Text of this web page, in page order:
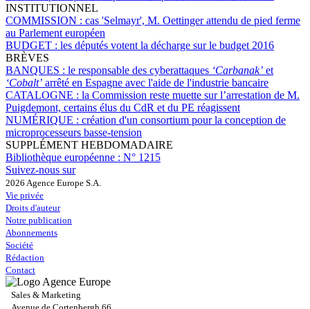
INSTITUTIONNEL
COMMISSION : cas 'Selmayr', M. Oettinger attendu de pied ferme
au Parlement européen
BUDGET : les députés votent la décharge sur le budget 2016
BRÈVES
BANQUES : le responsable des cyberattaques ‘Carbanak’ et
‘Cobalt’ arrêté en Espagne avec l'aide de l'industrie bancaire
CATALOGNE : la Commission reste muette sur l’arrestation de M.
Puigdemont, certains élus du CdR et du PE réagissent
NUMÉRIQUE : création d'un consortium pour la conception de
microprocesseurs basse-tension
SUPPLÉMENT HEBDOMADAIRE
Bibliothèque européenne : N° 1215
Suivez-nous sur
2026 Agence Europe S.A.
Vie privée
Droits d'auteur
Notre publication
Abonnements
Société
Rédaction
Contact
Sales & Marketing